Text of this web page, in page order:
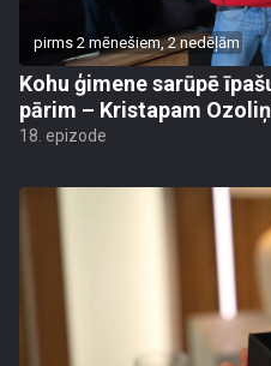
pirms 2 mēnešiem, 2 nedēļām
Kohu ģimene sarūpē
pārim – Kristapam
18. epizode